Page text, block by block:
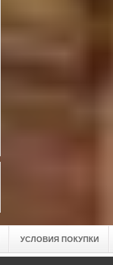
УСЛОВИЯ ПОКУПКИ